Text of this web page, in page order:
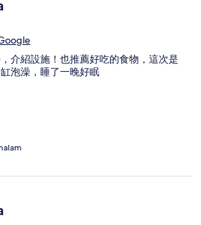
介紹設施！也推薦好吃的食物，這次是
泡澡，睡了一晚好眠